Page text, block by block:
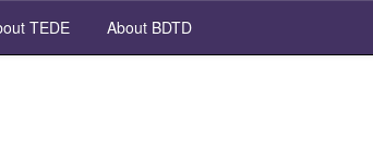
TEDE About BDTD